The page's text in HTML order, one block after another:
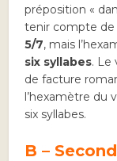
préposition «
tenir compte de
5/7, mais
six syllabes. Le
de facture
l’hexamètre du
six syllabes.
B –